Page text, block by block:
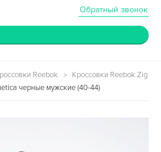
Обратный звонок
Reebok
Кроссовки Reebok Zig
черные мужские (40-44)